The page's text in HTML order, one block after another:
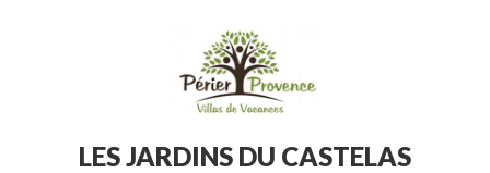
LES JARDINS DU CASTELAS